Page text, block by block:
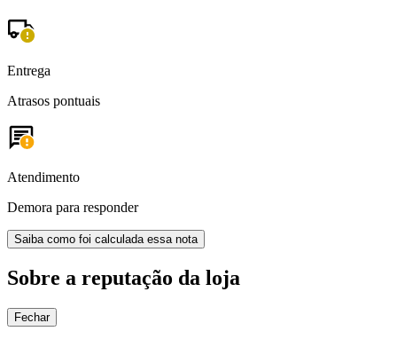
Entrega
Atrasos pontuais
Atendimento
Demora para responder
Saiba como foi calculada essa nota
Sobre a reputação da loja
Fechar